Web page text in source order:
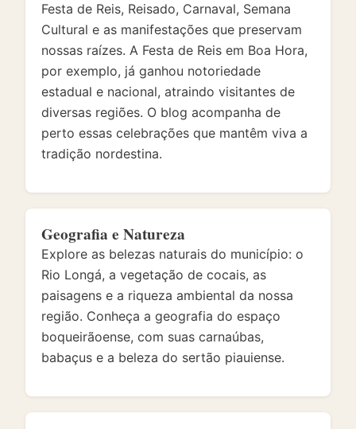
Festa de Reis, Reisado, Carnaval, Semana
Cultural e as manifestações que preservam
nossas raízes. A Festa de Reis em Boa Hora,
por exemplo, já ganhou notoriedade
estadual e nacional, atraindo visitantes de
diversas regiões. O blog acompanha de
perto essas celebrações que mantêm viva a
tradição nordestina.
Geografia e Natureza
Explore as belezas naturais do município: o
Rio Longá, a vegetação de cocais, as
paisagens e a riqueza ambiental da nossa
região. Conheça a geografia do espaço
boqueirãoense, com suas carnaúbas,
babaçus e a beleza do sertão piauiense.